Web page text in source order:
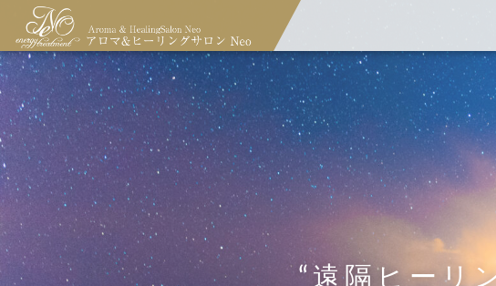
当サロンのご案内 コンセプト
「瞑想による現実創造」5時間パ
ーソナル・マスタープログラム
（担当：大口）
ディープ・ゼロポイント・ヒーリ
ング
ヒーリ
“遠隔ヒーリ